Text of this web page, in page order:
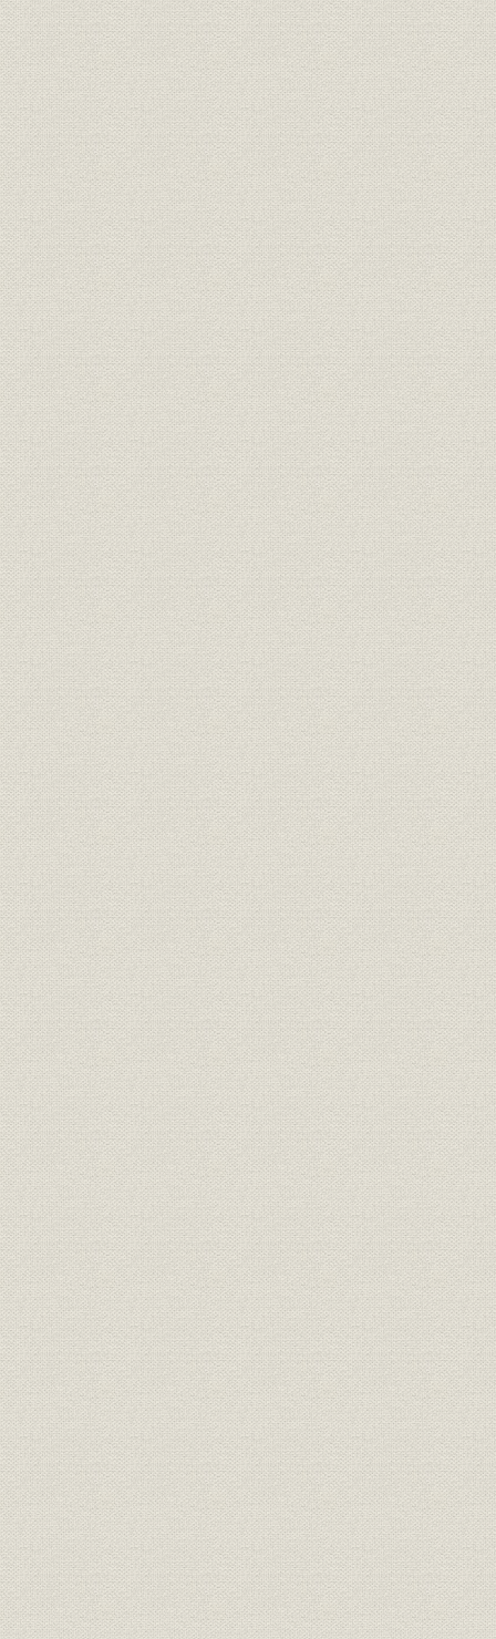
収支と利益
社債
第3節 三井物産船舶部の設立
1. 三井物産の発展と船舶部
三井物産の営業拡大
船舶部の設置
御用船徴用と航海奨励金
2. 海運業の展開
石炭輸送の拡大
その他の貨物の輸送
戦隊の整備
港湾その他の改善
合理化と船員対策
3. 業績
第3章 第1次大戦期における飛躍
第1節 大戦ブームと日本海運
海運ブームと社船航路の伸張
社外船の飛躍的発展
日本船主協会と日本会員組合
第2節 大阪商船の遠洋航路伸張
1. 第1次世界大戦と大阪商船
堀啓次郎と大戦への対応
組織の整備
2. 海外航路の飛躍
遠洋航路の拡充
在来航路における活躍
船隊の拡充と用船
大戦下の労務対策
関連事業の拡大
3. 業績
運航実績
収支と利益
積立金と特別減価償却
増資
第3節 三井物産船舶部の拡充
1. 第1次世界大戦と三井物産